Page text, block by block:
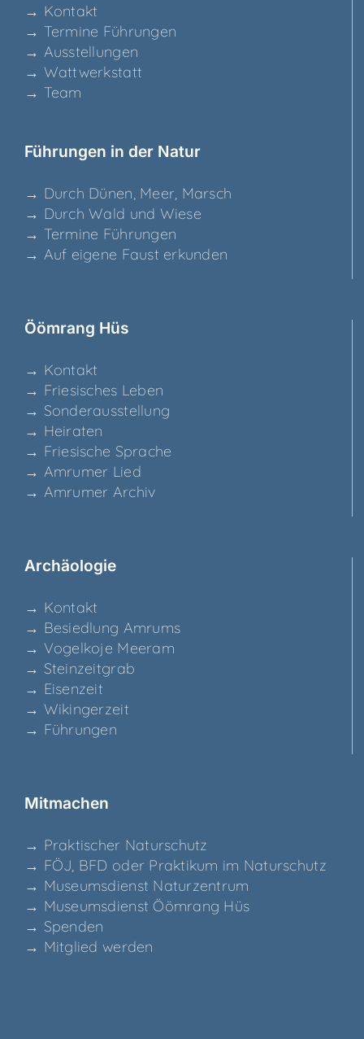
→ Kon­takt
→ Ter­mi­ne Führungen
→ Aus­stel­lun­gen
→ Watt­werk­statt
→ Team
Füh­run­gen in der Natur
→ Durch Dünen, Meer, Marsch
→ Durch Wald und Wiese
→ Ter­mi­ne Führungen
→ Auf eige­ne Faust erkunden
Ööm­rang Hüs
→ Kon­takt
→ Frie­si­sches Leben
→ Son­der­aus­stel­lung
→ Hei­ra­ten
→ Frie­si­sche Sprache
→ Amru­mer Lied
→ Amru­mer Archiv
Archäo­lo­gie
→ Kon­takt
→ Besied­lung Amrums
→ Vogel­ko­je Meeram
→ Stein­zeit­grab
→ Eisen­zeit
→ Wikin­ger­zeit
→ Füh­run­gen
Mit­ma­chen
→ Prak­ti­scher Naturschutz
→ FÖJ, BFD oder Prak­ti­kum im Naturschutz
→ Muse­ums­dienst Naturzentrum
→ Muse­ums­dienst Ööm­rang Hüs
→ Spen­den
→ Mit­glied werden